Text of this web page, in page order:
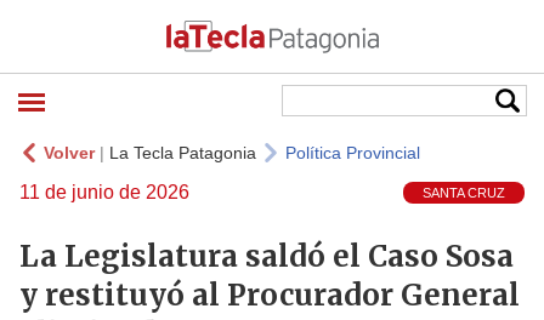
Volver| La Tecla Patagonia Política Provincial
11 de junio de 2026 SANTA CRUZ
La Legislatura saldó el Caso Sosa
y restituyó al Procurador General